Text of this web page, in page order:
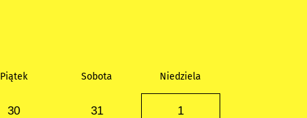
Piątek Sobota Niedziela
30 31 1